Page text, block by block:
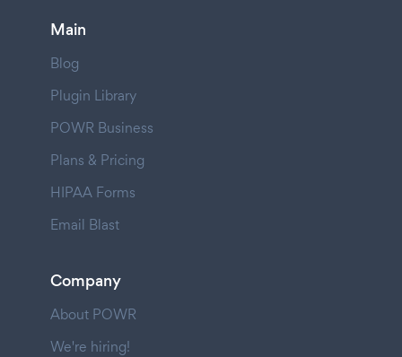
Main
Blog
Plugin Library
POWR Business
Plans & Pricing
HIPAA Forms
Email Blast
Company
About POWR
We're hiring!